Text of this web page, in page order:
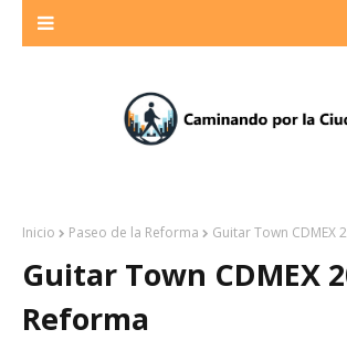
Inicio Paseo de la Reforma Guitar Town CDMEX
Guitar Town CDMEX
Reforma